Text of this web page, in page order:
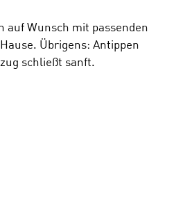
auf Wunsch mit passenden
Übrigens: Antippen
schließt sanft.